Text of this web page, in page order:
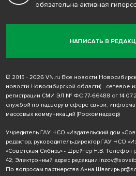
НАПИСАТЬ В
обязательна активная
© 2015 - 2026 VN.ru Все новости
новости Новосибирской области) - сетевое
регистрации СМИ ЭЛ № ФС 77-66488 от
службой по надзору в сфере связи,
массовых коммуникаций (Роскомнадзор)
Учредитель ГАУ НСО «Издательский дом
редактор, руководитель-директор ГАУ НСО
«Советская Сибирь» - Шрейтер Н.В. Телефон
42; Электронный адрес редакции
По вопросам партнерства Анна Швагирь